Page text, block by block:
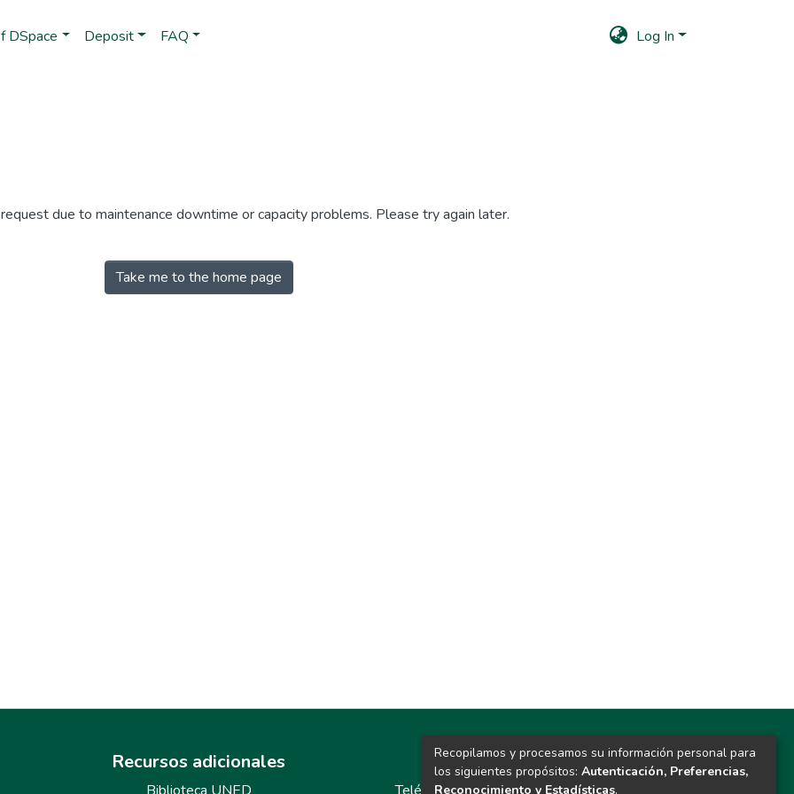
DSpace Deposit FAQ Log In
due to maintenance downtime or capacity problems. Please try again later.
Take me to the home page
Recursos adicionales Contacto
Recopilamos y procesamos su información personal para
los siguientes propósitos: Autenticación, Preferencias,
Reconocimiento y Estadísticas.